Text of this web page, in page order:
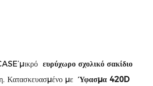
ευρύχωρο σχολικό σακίδιο
Κατασκευασμένο με Ύφασμα 420D